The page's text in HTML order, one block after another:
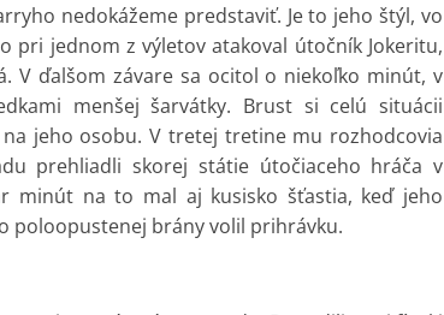
nedokážeme predstaviť. Je to jeho štýl, vo
pri jednom z výletov atakoval útočník Jokeritu,
V ďalšom závare sa ocitol o niekoľko minút, v
menšej šarvátky. Brust si celú situácii
jeho osobu. V tretej tretine mu rozhodcovia
prehliadli skorej státie útočiaceho hráča v
minút na to mal aj kusisko šťastia, keď jeho
poloopustenej brány volil prihrávku.